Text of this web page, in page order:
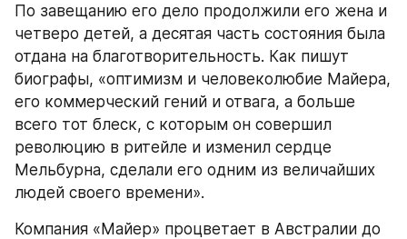
По завещанию его дело продолжили его жена и
четверо детей, а десятая часть состояния была
отдана на благотворительность. Как пишут
биографы, «оптимизм и человеколюбие Майера,
его коммерческий гений и отвага, а больше
всего тот блеск, с которым он совершил
революцию в ритейле и изменил сердце
Мельбурна, сделали его одним из величайших
людей своего времени».
Компания «Майер» процветает в Австралии до